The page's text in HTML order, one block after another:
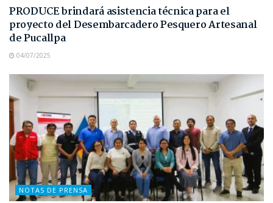
PRODUCE brindará asistencia técnica para el
proyecto del Desembarcadero Pesquero Artesanal
de Pucallpa
04/07/2025
NOTAS DE PRENSA